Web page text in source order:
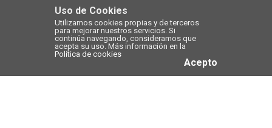
Uso de Cookies
Utilizamos cookies propias y de terceros
para mejorar nuestros servicios. Si
continúa navegando, consideramos que
acepta su uso. Más información en la
Política de cookies
Acepto